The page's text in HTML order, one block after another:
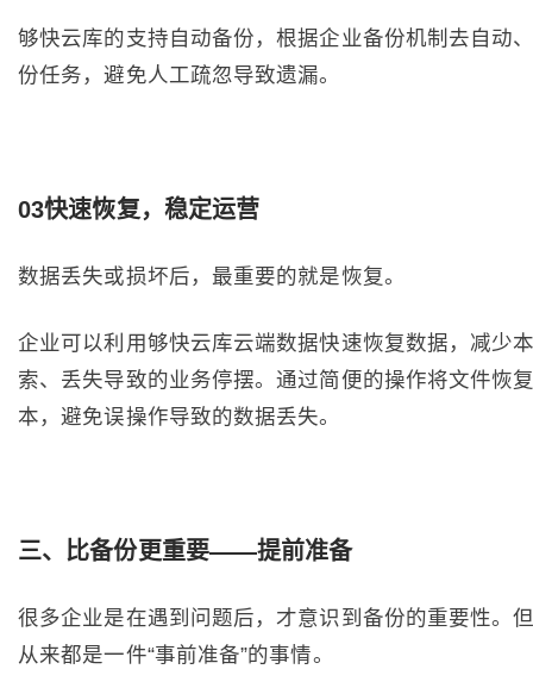
够快云库的支持自动备份，根据企业备份机制去自动
份任务，避免人工疏忽导致遗漏。
03快速恢复，稳定运营
数据丢失或损坏后，最重要的就是恢复。
企业可以利用够快云库云端数据快速恢复数据，减少
索、丢失导致的业务停摆。通过简便的操作将文件恢
本，避免误操作导致的数据丢失。
三、 比备份更重要——提前准备
很多企业是在遇到问题后，才意识到备份的重要性。
从来都是一件“事前准备”的事情。